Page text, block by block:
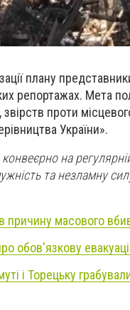
плану
репортажах. Мета
проти
України».
на
та незламну
причину масового
обов'язкову
і Торецьку